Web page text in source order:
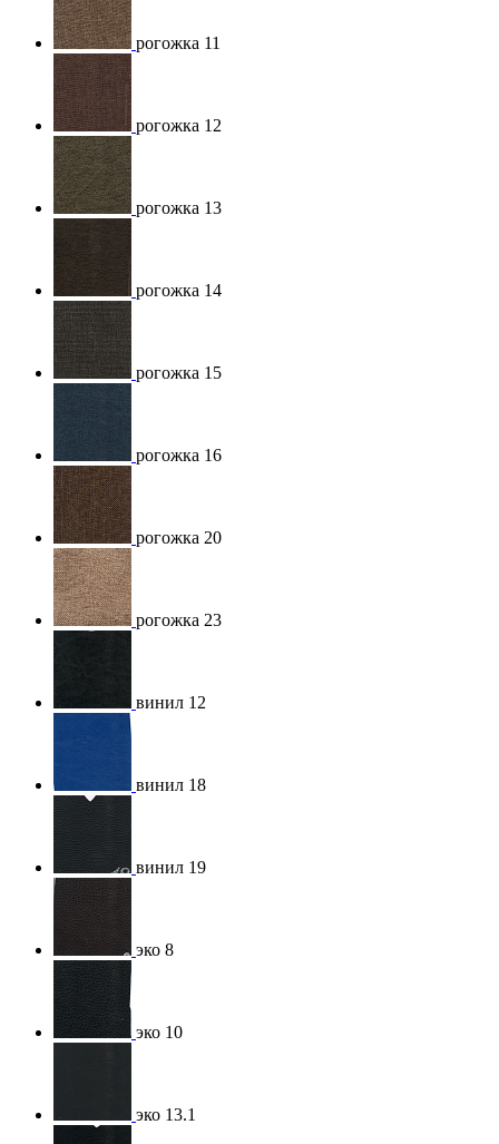
рогожка 11
рогожка 12
рогожка 13
рогожка 14
рогожка 15
рогожка 16
рогожка 20
рогожка 23
винил 12
винил 18
винил 19
эко 8
эко 10
эко 13.1